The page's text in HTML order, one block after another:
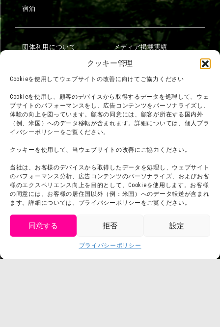
クッキー管理
Cookieを使用してウェブサイトの改善に向けてご協力ください
Cookieを使用し、顧客のデバイスから取得するデータを処理して、ウェ
ブサイトのパフォーマンスをし、広告コンテンツをパーソナライズし、
体験の向上を図っています。顧客の同意には、顧客が所在する国内外
（例、米国）へのデータ移転が含まれます。詳細については、個人プラ
イバシーポリシーをご覧ください。
クッキーを使用して、当ウェブサイトの改善にご協力ください。
当社は、お客様のデバイスから取得したデータを処理し、ウェブサイト
のパフォーマンス分析、広告コンテンツのパーソナライズ、およびお客
様のエクスペリエンス向上を目的として、Cookieを使用します。お客様
の同意には、お客様の居住国以外（例：米国）へのデータ転送が含まれ
ます。詳細については、プライバシーポリシーをご覧ください。
同意する 拒否 設定
プライバシーポリシー
宿泊
団体利用について
チームビルディング計画
よくある質問・
利用規約
プライバシーポリシー
プレスリリース
メディア掲載実績
SNS
法令に基づく表記
会社概要
スタッフ募集